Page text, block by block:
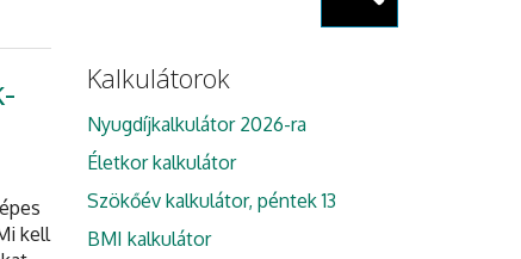
kell
Kalkulátorok
Nyugdíjkalkulátor 2026-ra
Életkor kalkulátor
Szökőév kalkulátor, péntek 13
BMI kalkulátor